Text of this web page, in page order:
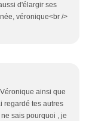
d'élargir ses
véronique<br />
ainsi que
regardé tes autres
sais pourquoi , je